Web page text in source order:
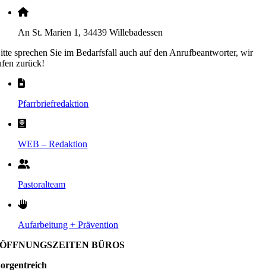
An St. Marien 1, 34439 Willebadessen
sprechen Sie im Bedarfsfall auch auf den Anrufbeantworter, wir
zurück!
Pfarrbriefredaktion
WEB – Redaktion
Pastoralteam
Aufarbeitung + Prävention
ÖFFNUNGSZEITEN BÜROS